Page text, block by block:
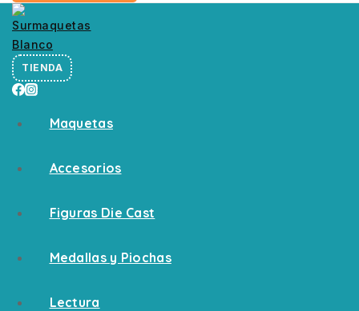
TIENDA
Maquetas
Accesorios
Figuras Die Cast
Medallas y Piochas
Lectura